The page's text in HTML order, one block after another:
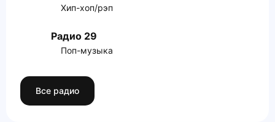
Хип-хоп/рэп
Радио 29
Поп-музыка
Все радио